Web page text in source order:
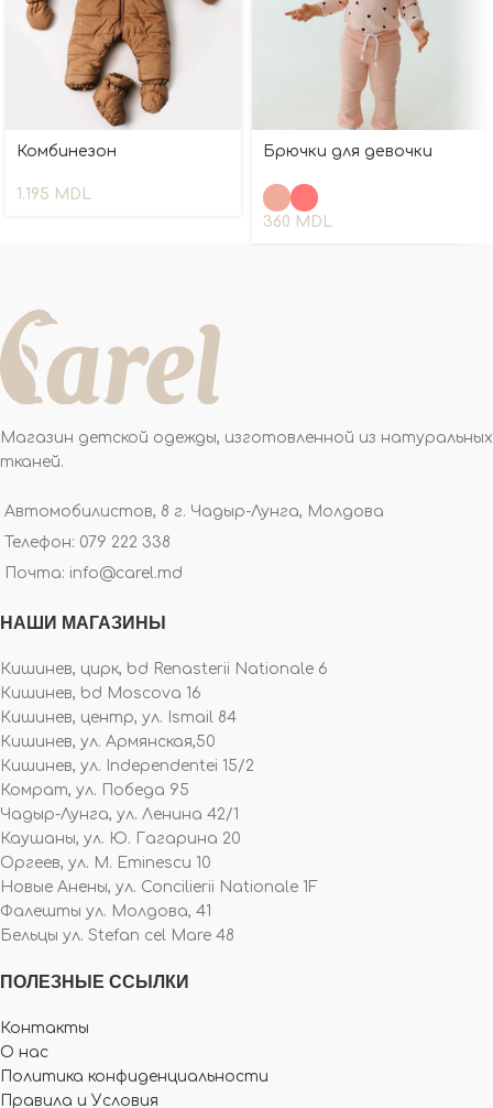
Комбинезон
1.195 MDL
Брючки для девочки
360 MDL
Магазин детской одежды, изготовленной из натуральных
тканей.
Автомобилистов, 8 г. Чадыр-Лунга, Молдова
Телефон: 079 222 338
Почта: info@carel.md
НАШИ МАГАЗИНЫ
Кишинев, цирк, bd Renasterii Nationale 6
Кишинев, bd Moscova 16
Кишинев, центр, ул. Ismail 84
Кишинев, ул. Армянская,50
Кишинев, ул. Independentei 15/2
Комрат, ул. Победа 95
Чадыр-Лунга, ул. Ленина 42/1
Каушаны, ул. Ю. Гагарина 20
Оргеев, ул. M. Eminescu 10
Новые Анены, ул. Concilierii Nationale 1F
Фалешты ул. Молдова, 41
Бельцы ул. Stefan cel Mare 48
ПОЛЕЗНЫЕ ССЫЛКИ
Контакты
О нас
Политика конфиденциальности
Правила и Условия